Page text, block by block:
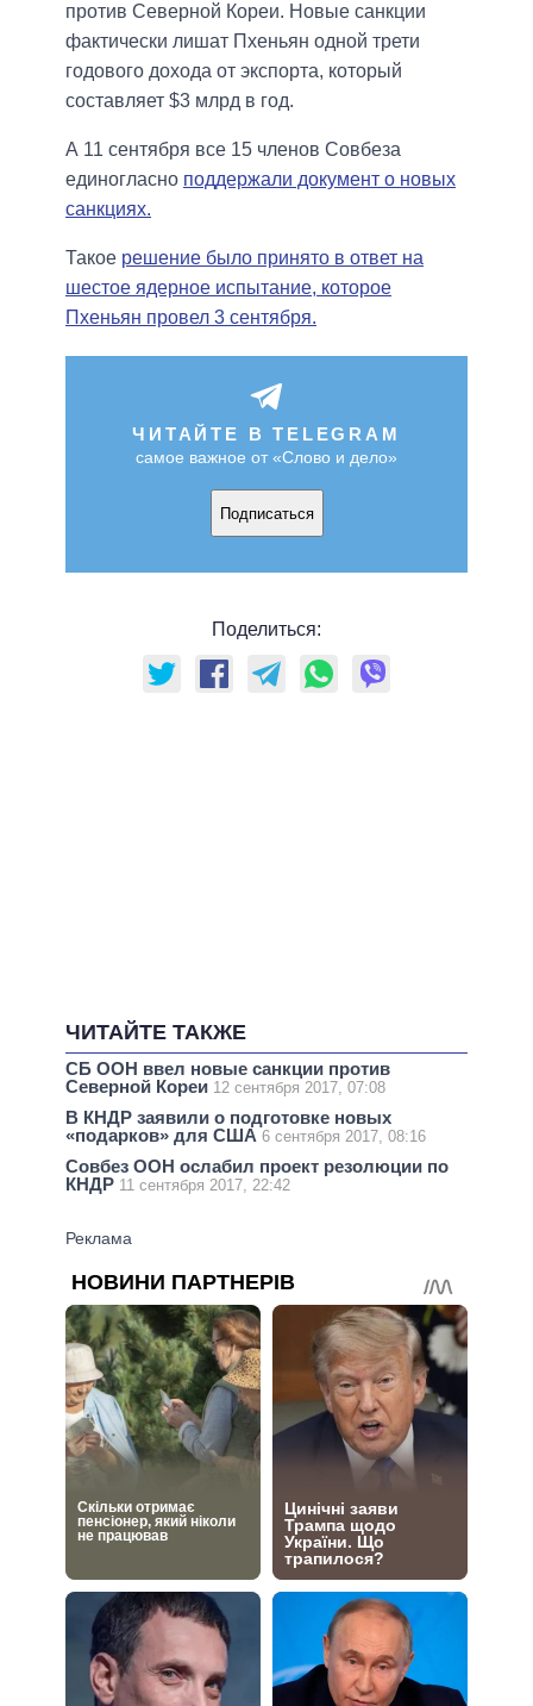
против Северной Кореи. Новые санкции
фактически лишат Пхеньян одной трети
годового дохода от экспорта, который
составляет $3 млрд в год.
А 11 сентября все 15 членов Совбеза
единогласно поддержали документ о новых
санкциях.
Такое решение было принято в ответ на
шестое ядерное испытание, которое
Пхеньян провел 3 сентября.
ЧИТАЙТЕ В TELEGRAM
самое важное от «Слово и дело»
Подписаться
Поделиться:
ЧИТАЙТЕ ТАКЖЕ
СБ ООН ввел новые санкции против
Северной Кореи 12 сентября 2017, 07:08
В КНДР заявили о подготовке новых
«подарков» для США 6 сентября 2017, 08:16
Совбез ООН ослабил проект резолюции по
КНДР 11 сентября 2017, 22:42